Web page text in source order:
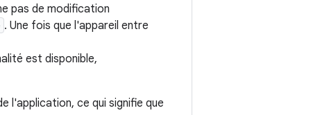
pas de modification
. Une fois que l'appareil entre
est disponible,
l'application, ce qui signifie que